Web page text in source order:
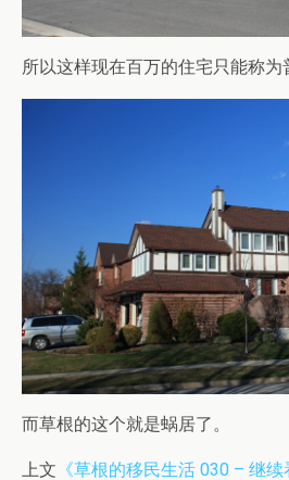
所以这样现在百万的住宅只能称为
而草根的这个就是蜗居了。
上文 《草根的移民生活 030 – 继续